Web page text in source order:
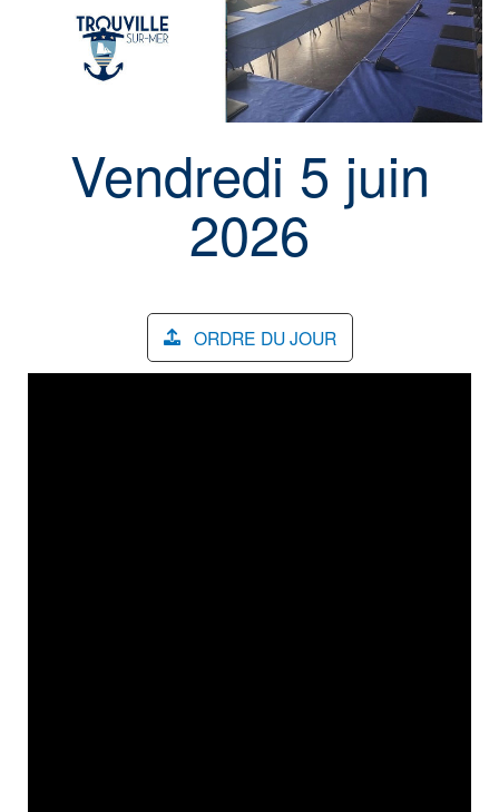
Vendredi 5 juin
2026
ORDRE DU JOUR